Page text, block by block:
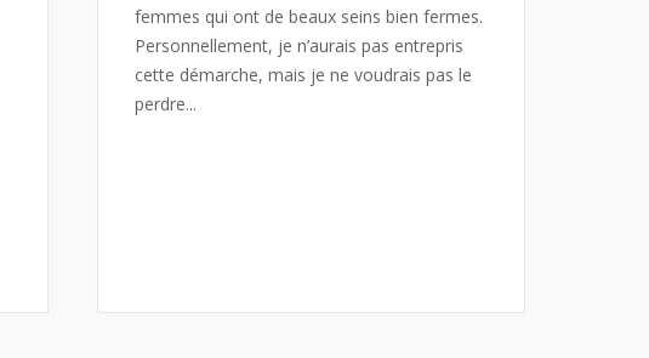
femmes qui ont de beaux seins bien fermes.
Personnellement, je n’aurais pas entrepris
cette démarche, mais je ne voudrais pas le
perdre...